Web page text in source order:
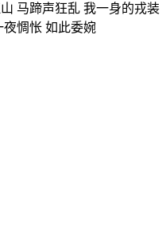
马蹄声狂乱 我一身的戎装
惆怅 如此委婉